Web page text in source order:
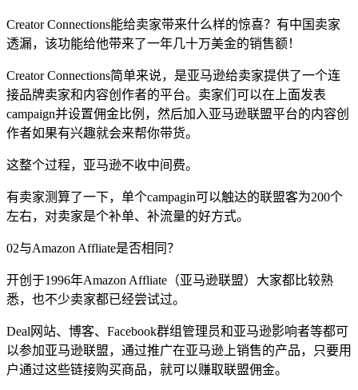
Creator Connections能给卖家带来什么样的惊喜？有中国卖家
透漏，该功能给他带来了一年几十万美金的销售额！
Creator Connections简单来说，是亚马逊给卖家提供了一个连
接品牌卖家和内容创作者的平台。卖家们可以在上面发表
campaign并设置佣金比例，然后加入亚马逊联盟平台的内容创
作者如果有兴趣就会来帮你带货。
这整个过程，亚马逊不收中间费。
有卖家测算了一下，单个campagin可以触达的联盟客为200个
左右，对卖家是个补单、补流量的好方式。
02与Amazon Affliate是否相同？
开创于1996年Amazon Affliate（亚马逊联盟）大家都比较熟
悉，也不少卖家都已经尝试过。
Deal网站、博客、Facebook群组管理员和亚马逊影响者等都可
以参加亚马逊联盟，通过推广在亚马逊上销售的产品，只要用
户通过这些链接购买商品，就可以赚取联盟佣金。